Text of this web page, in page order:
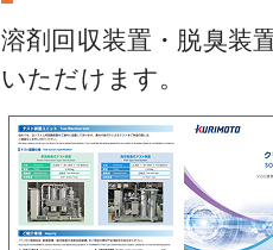
溶剤回収装置・脱臭装
いただけます。